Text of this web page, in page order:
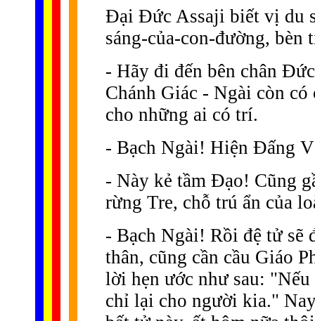
Ðại Ðức Assaji biết vị du
sáng-của-con-đường, bèn
- Hãy đi đến bên chân
Chánh Giác - Ngài còn có
cho những ai có trí.
- Bạch Ngài! Hiện Ðấng
- Này kẻ tầm Ðạo! Cũng
rừng Tre, chỗ trú ẩn của
- Bạch Ngài! Rồi đệ tử sẽ
thân, cũng cần cầu Giáo
lời hẹn ước như sau:
chỉ lại cho người kia."